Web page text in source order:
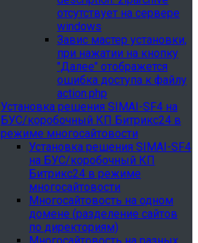
отсутствует на сервере
windows
Завис мастер установки,
при нажатии на кнопку
"Далее" отображется
ошибка доступа к файлу
action.php
Установка решения SIMAI-SF4 на
БУС/коробочный КП Битрикс24 в
режиме многосайтовости
Установка решения SIMAI-SF4
на БУС/коробочный КП
Битрикс24 в режиме
многосайтовости
Многосайтовость на одном
домене (разделение сайтов
по директориям)